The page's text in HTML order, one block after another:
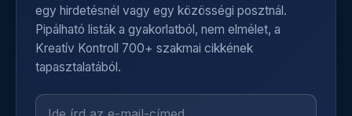
egy hirdetésnél vagy egy közösségi posztnál.
Pipálható listák a gyakorlatból, nem elmélet, a
Kreatív Kontroll 700+ szakmai cikkének
tapasztalatából.